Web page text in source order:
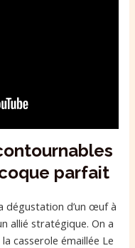
parfait
dégustation d’un œuf à
allié stratégique. On a
casserole émaillée Le